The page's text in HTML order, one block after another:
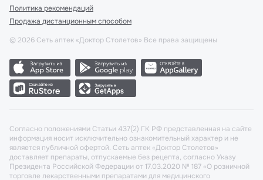
Политика рекомендаций
Продажа дистанционным способом
© 2026 Сеть аптек «Доктор Столетов» Все права защищены
Согласно положениями Статьи 437(2) ГК РФ представленная на сайте
информация носит исключительно ознакомительный характер и не
является публичной офертой. Сеть аптек «Доктор Столетов»
доставляет препараты, отпускаемые без рецепта, согласно Указу
Президента Российской Федерации от 17.03.2020 № 187 «О розничной
торговле лекарственными препаратами для медицинского